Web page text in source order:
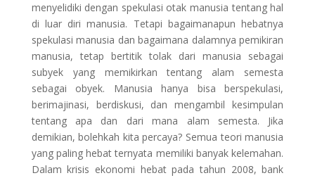
menyelidiki dengan spekulasi otak manusia tentang hal
di luar diri manusia. Tetapi bagaimanapun hebatnya
spekulasi manusia dan bagaimana dalamnya pemikiran
manusia, tetap bertitik tolak dari manusia sebagai
subyek yang memikirkan tentang alam semesta
sebagai obyek. Manusia hanya bisa berspekulasi,
berimajinasi, berdiskusi, dan mengambil kesimpulan
tentang apa dan dari mana alam semesta. Jika
demikian, bolehkah kita percaya? Semua teori manusia
yang paling hebat ternyata memiliki banyak kelemahan.
Dalam krisis ekonomi hebat pada tahun 2008, bank